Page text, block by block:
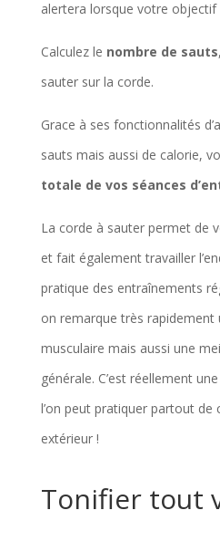
alertera lorsque votre objectif
Calculez le nombre de sauts
sauter sur la corde.
Grace à ses fonctionnalités
sauts mais aussi de calorie,
totale de vos séances
La corde à sauter permet de
et fait également travailler
pratique des entraînements
on remarque très
musculaire mais aussi une
générale. C’est réellement une
l’on peut pratiquer partout de
extérieur !
Tonifier tout